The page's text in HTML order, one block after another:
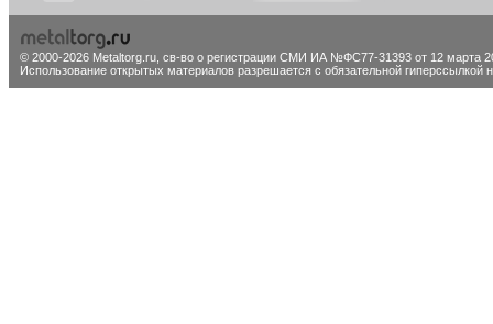
© 2000-2026 Metaltorg.ru, св-во о регистрации СМИ ИА №ФС77-31393 от 12 марта
Использование открытых материалов разрешается с обязательной гиперссылкой